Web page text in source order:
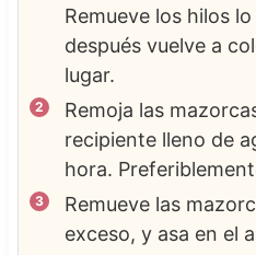
Remueve los hilos
después vuelve a
lugar.
Remoja las
recipiente lleno de
hora.
Remueve las
exceso, y asa en el